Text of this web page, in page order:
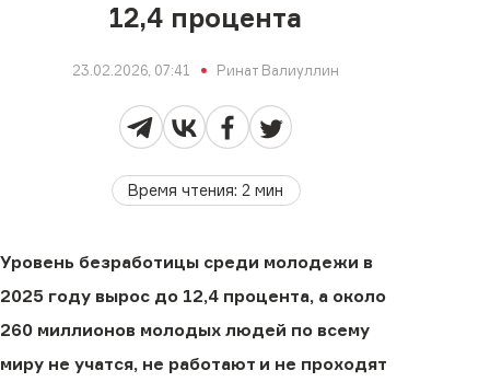
12,4 процента
23.02.2026, 07:41 Ринат Валиуллин
Время чтения:2 мин
Уровень безработицы среди молодежи в
2025 году вырос до 12,4 процента, а около
260 миллионов молодых людей по всему
миру не учатся, не работают и не проходят